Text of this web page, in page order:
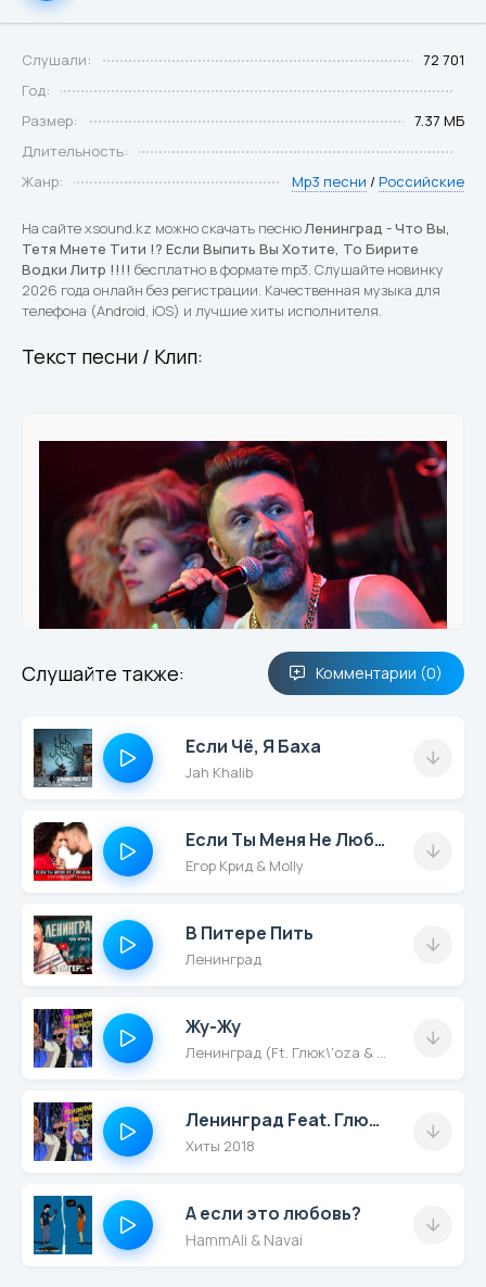
Слушали:
72 701
Год:
Размер:
7.37 МБ
Длительность:
Жанр:
Mp3 песни / Российские
На сайте xsound.kz можно скачать песнюЛенинград - Что Вы,
Тетя Мнете Тити !? Если Выпить Вы Хотите, То Бирите
Водки Литр !!!! бесплатно в формате mp3. Слушайте новинку
2026 года онлайн без регистрации. Качественная музыка для
телефона (Android, iOS) и лучшие хиты исполнителя.
Текст песни / Клип:
Слушайте также: Комментарии (0)
Если Чё, Я Баха
Jah Khalib
Если Ты Меня Не Любишь
Егор Крид & Molly
В Питере Пить
Ленинград
Жу-Жу
Ленинград (Ft. Глюк\'oza & St)
Ленинград Feat. Глюкоза & St - Жу-Жу
Хиты 2018
А если это любовь?
HammAli & Navai